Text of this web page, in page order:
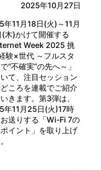
2025年10月27日
年11月18日(火)～11月
木)かけて開催する
Week 2025 挑
験×世代 ～フルスタ
“不確実”の先へ～」
て、注目セッション
ころを連載でご紹介
きます。第3弾は、
年11月25日(火)17時
送りする「Wi-Fi 7の
イント」を取り上げ